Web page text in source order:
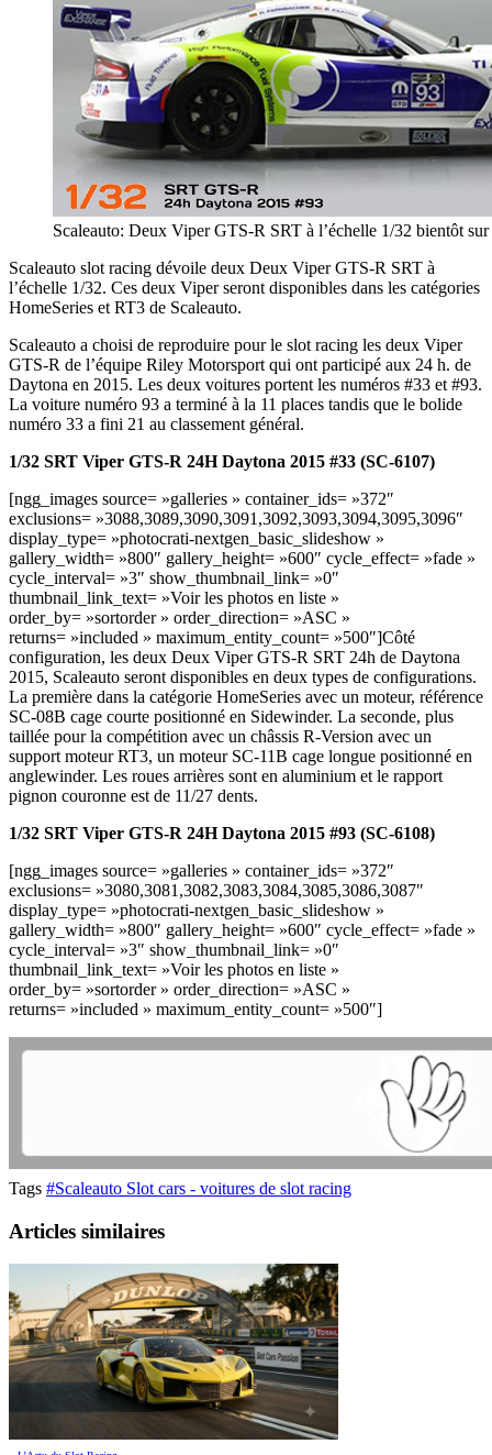
Scaleauto: Deux Viper GTS-R SRT à l’échelle 1/32 bientôt sur
Scaleauto slot racing dévoile deux Deux Viper GTS-R SRT à
l’échelle 1/32. Ces deux Viper seront disponibles dans les catégories
HomeSeries et RT3 de Scaleauto.
Scaleauto a choisi de reproduire pour le slot racing les deux Viper
GTS-R de l’équipe Riley Motorsport qui ont participé aux 24 h. de
Daytona en 2015. Les deux voitures portent les numéros #33 et #93.
La voiture numéro 93 a terminé à la 11 places tandis que le bolide
numéro 33 a fini 21 au classement général.
1/32 SRT Viper GTS-R 24H Daytona 2015 #33 (SC-6107)
[ngg_images source= »galleries » container_ids= »372″
exclusions= »3088,3089,3090,3091,3092,3093,3094,3095,3096″
display_type= »photocrati-nextgen_basic_slideshow »
gallery_width= »800″ gallery_height= »600″ cycle_effect= »fade »
cycle_interval= »3″ show_thumbnail_link= »0″
thumbnail_link_text= »Voir les photos en liste »
order_by= »sortorder » order_direction= »ASC »
returns= »included » maximum_entity_count= »500″]Côté
configuration, les deux Deux Viper GTS-R SRT 24h de Daytona
2015, Scaleauto seront disponibles en deux types de configurations.
La première dans la catégorie HomeSeries avec un moteur, référence
SC-08B cage courte positionné en Sidewinder. La seconde, plus
taillée pour la compétition avec un châssis R-Version avec un
support moteur RT3, un moteur SC-11B cage longue positionné en
anglewinder. Les roues arrières sont en aluminium et le rapport
pignon couronne est de 11/27 dents.
1/32 SRT Viper GTS-R 24H Daytona 2015 #93 (SC-6108)
[ngg_images source= »galleries » container_ids= »372″
exclusions= »3080,3081,3082,3083,3084,3085,3086,3087″
display_type= »photocrati-nextgen_basic_slideshow »
gallery_width= »800″ gallery_height= »600″ cycle_effect= »fade »
cycle_interval= »3″ show_thumbnail_link= »0″
thumbnail_link_text= »Voir les photos en liste »
order_by= »sortorder » order_direction= »ASC »
returns= »included » maximum_entity_count= »500″]
Tags #Scaleauto Slot cars - voitures de slot racing
Articles similaires